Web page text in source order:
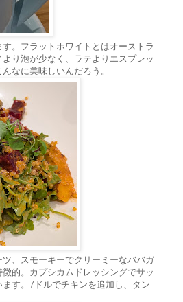
。フラットホワイトとはオーストラ
り泡が少なく、ラテよりエスプレッ
なに美味しいんだろう。
、スモーキーでクリーミーなババガ
的。カプシカムドレッシングでサッ
す。7ドルでチキンを追加し、タン